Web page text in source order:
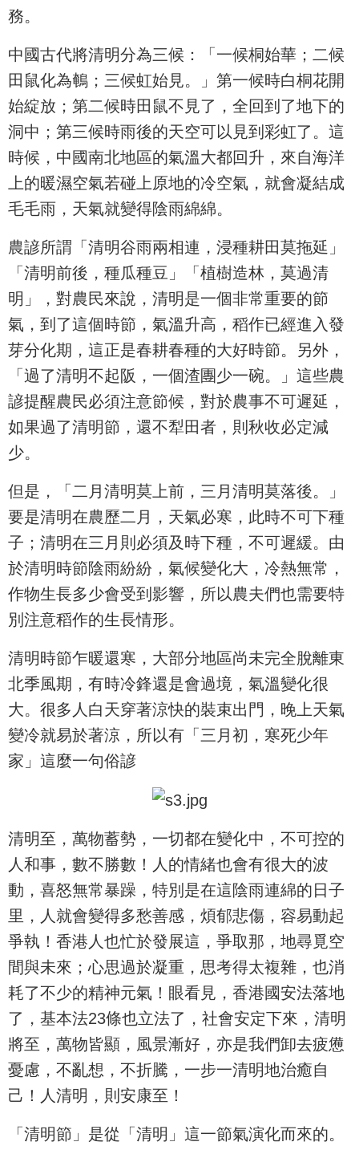
務。
中國古代將清明分為三候：「一候桐始華；二候
田鼠化為鵪；三候虹始見。」第一候時白桐花開
始綻放；第二候時田鼠不見了，全回到了地下的
洞中；第三候時雨後的天空可以見到彩虹了。這
時候，中國南北地區的氣溫大都回升，來自海洋
上的暖濕空氣若碰上原地的冷空氣，就會凝結成
毛毛雨，天氣就變得陰雨綿綿。
農諺所謂「清明谷雨兩相連，浸種耕田莫拖延」
「清明前後，種瓜種豆」「植樹造林，莫過清
明」，對農民來說，清明是一個非常重要的節
氣，到了這個時節，氣溫升高，稻作已經進入發
芽分化期，這正是春耕春種的大好時節。另外，
「過了清明不起阪，一個渣團少一碗。」這些農
諺提醒農民必須注意節候，對於農事不可遲延，
如果過了清明節，還不犁田者，則秋收必定減
少。
但是，「二月清明莫上前，三月清明莫落後。」
要是清明在農歷二月，天氣必寒，此時不可下種
子；清明在三月則必須及時下種，不可遲緩。由
於清明時節陰雨紛紛，氣候變化大，冷熱無常，
作物生長多少會受到影響，所以農夫們也需要特
別注意稻作的生長情形。
清明時節乍暖還寒，大部分地區尚未完全脫離東
北季風期，有時冷鋒還是會過境，氣溫變化很
大。很多人白天穿著涼快的裝束出門，晚上天氣
變冷就易於著涼，所以有「三月初，寒死少年
家」這麼一句俗諺
清明至，萬物蓄勢，一切都在變化中，不可控的
人和事，數不勝數！人的情緒也會有很大的波
動，喜怒無常暴躁，特別是在這陰雨連綿的日子
里，人就會變得多愁善感，煩郁悲傷，容易動起
爭執！香港人也忙於發展這，爭取那，地尋覓空
間與未來；心思過於凝重，思考得太複雜，也消
耗了不少的精神元氣！眼看見，香港國安法落地
了，基本法23條也立法了，社會安定下來，清明
將至，萬物皆顯，風景漸好，亦是我們卸去疲憊
憂慮，不亂想，不折騰，一步一清明地治癒自
己！人清明，則安康至！
「清明節」是從「清明」這一節氣演化而來的。